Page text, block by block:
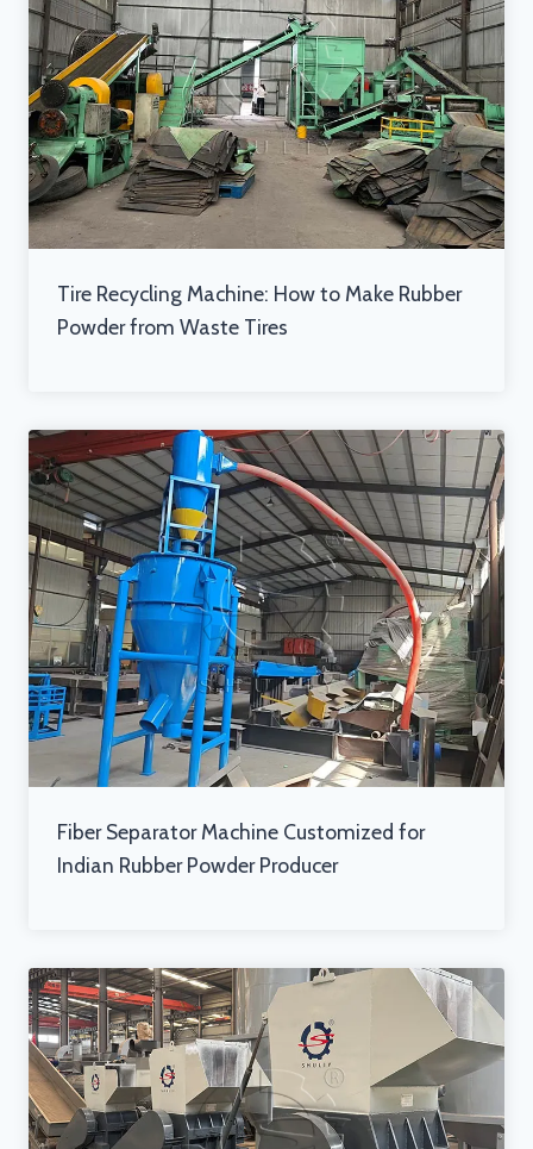
Tire Recycling Machine: How to Make Rubber
Powder from Waste Tires
Fiber Separator Machine Customized for
Indian Rubber Powder Producer